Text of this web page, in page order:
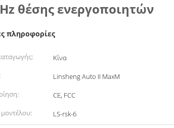
θέσης ενεργοποιητών
πληροφορίες
Κίνα
Linsheng Auto II MaxM
CE, FCC
LS-rsk-6